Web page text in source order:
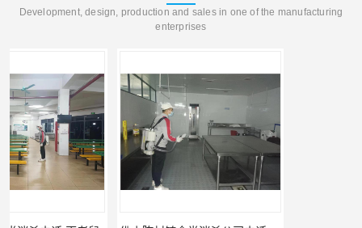
Development, design, production and sales in one of the manufacturing
enterprises